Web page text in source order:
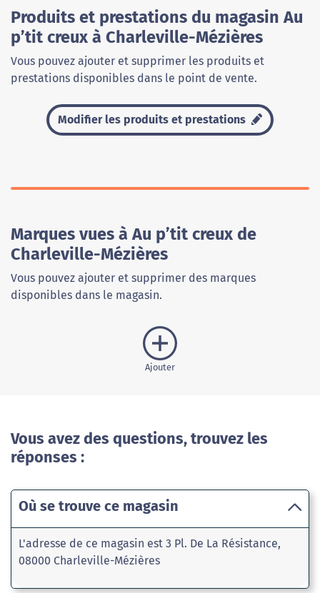
Produits et prestations du magasin Au
p’tit creux à Charleville-Mézières
Vous pouvez ajouter et supprimer les produits et
prestations disponibles dans le point de vente.
Modifier les produits et prestations
Marques vues à Au p’tit creux de
Charleville-Mézières
Vous pouvez ajouter et supprimer des marques
disponibles dans le magasin.
Ajouter
Vous avez des questions, trouvez les
réponses :
Où se trouve ce magasin
L'adresse de ce magasin est 3 Pl. De La Résistance,
08000 Charleville-Mézières